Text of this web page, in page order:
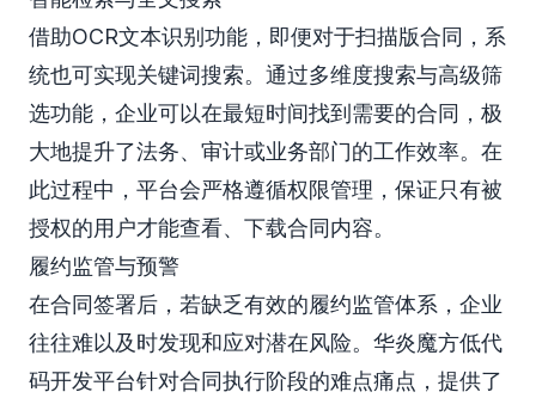
借助OCR文本识别功能，即便对于扫描版合同，系
统也可实现关键词搜索。通过多维度搜索与高级筛
选功能，企业可以在最短时间找到需要的合同，极
大地提升了法务、审计或业务部门的工作效率。在
此过程中，平台会严格遵循权限管理，保证只有被
授权的用户才能查看、下载合同内容。
履约监管与预警
在合同签署后，若缺乏有效的履约监管体系，企业
往往难以及时发现和应对潜在风险。华炎魔方低代
码开发平台针对合同执行阶段的难点痛点，提供了